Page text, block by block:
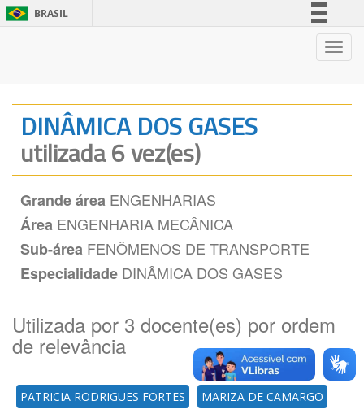
BRASIL
Legislação
DINÂMICA DOS GASES
utilizada 6 vez(es)
Grande área ENGENHARIAS
Área ENGENHARIA MECÂNICA
Sub-área FENÔMENOS DE TRANSPORTE
Especialidade DINÂMICA DOS GASES
Utilizada por 3 docente(es) por ordem
de relevância
PATRICIA RODRIGUES FORTES MARIZA DE CAMARGO